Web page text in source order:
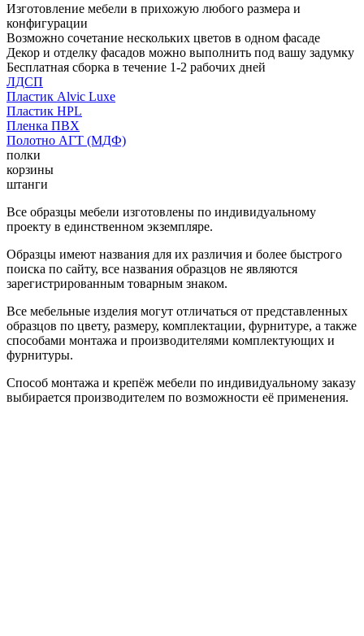
Изготовление мебели в прихожую любого размера и
конфигурации
Возможно сочетание нескольких цветов в одном фасаде
Декор и отделку фасадов можно выполнить под вашу задумку
Бесплатная сборка в течение 1-2 рабочих дней
ЛДСП
Пластик Alvic Luxe
Пластик HPL
Пленка ПВХ
Полотно АГТ (МДФ)
полки
корзины
штанги
Все образцы мебели изготовлены по индивидуальному
проекту в единственном экземпляре.
Образцы имеют названия для их различия и более быстрого
поиска по сайту, все названия образцов не являются
зарегистрированным товарным знаком.
Все мебельные изделия могут отличаться от представленных
образцов по цвету, размеру, комплектации, фурнитуре, а также
способами монтажа и производителями комплектующих и
фурнитуры.
Способ монтажа и крепёж мебели по индивидуальному заказу
выбирается производителем по возможности её применения.